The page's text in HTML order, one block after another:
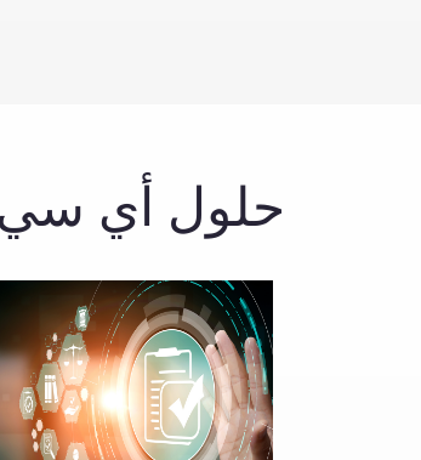
حلول أي سي